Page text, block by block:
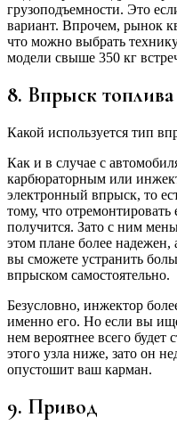
грузоподъемности. Это
вариант. Впрочем, рынок
что можно выбрать
модели свыше 350 кг
8. Впрыск топлива
Какой используется тип
Как и в случае с
карбюраторным или
электронный впрыск, то
тому, что
получится. Зато с ним
этом плане более
вы сможете устранить
впрыском самостоятельно.
Безусловно, инжектор
именно его. Но если вы
нем вероятнее всего будет
этого узла ниже, зато он
опустошит ваш карман.
9. Привод